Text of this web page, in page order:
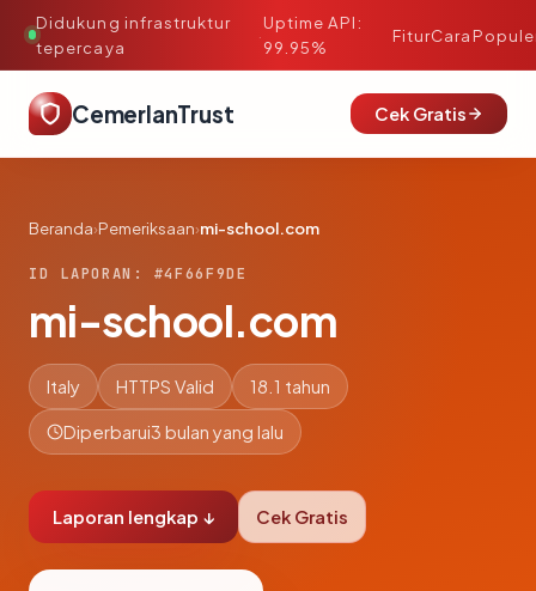
Didukung infrastruktur
tepercaya
·
Uptime API:
99.95%
FiturCara
CemerlanTrust Cek Gratis
Beranda›Pemeriksaan›mi-school.com
ID LAPORAN: #4F66F9DE
mi-school.com
Italy HTTPS Valid 18.1 tahun
Diperbarui3 bulan yang lalu
Laporan lengkap ↓ Cek Gratis